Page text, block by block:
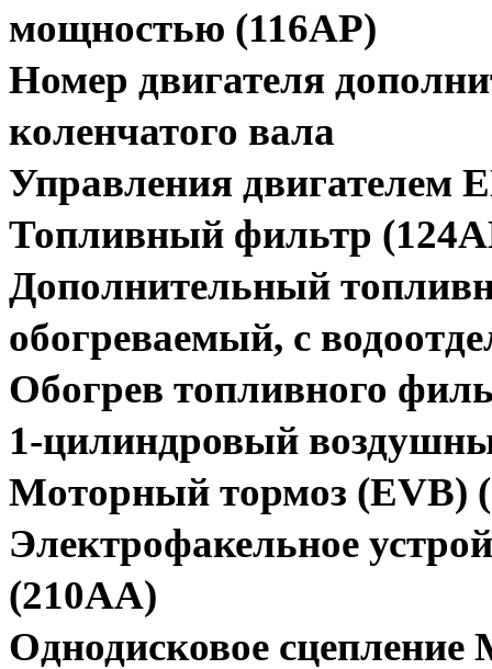
мощностью (116AP)
Номер двигателя
коленчатого вала
Управления двигателем
Топливный фильтр
Дополнительный
обогреваемый, с
Обогрев топливного
1-цилиндровый
Моторный тормоз (EVB)
Электрофакельное
(210AA)
Однодисковое сцепление